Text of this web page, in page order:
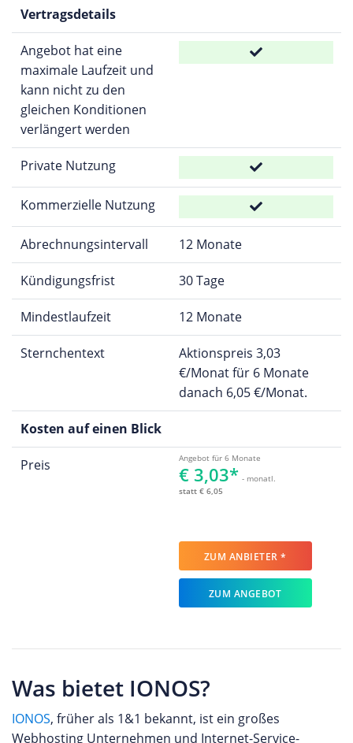
Vertragsdetails
Angebot hat eine
maximale Laufzeit und
kann nicht zu den
gleichen Konditionen
verlängert werden
Private Nutzung
Kommerzielle Nutzung
Abrechnungsintervall 12 Monate
Kündigungsfrist 30 Tage
Mindestlaufzeit 12 Monate
Sternchentext
Aktionspreis 3,03
€/Monat für 6 Monate
danach 6,05 €/Monat.
Kosten auf einen Blick
Preis Angebot für 6 Monate
€ 3,03* - monatl.
statt € 6,05
ZUM ANBIETER *
ZUM ANGEBOT
Was bietet IONOS?
IONOS, früher als 1&1 bekannt, ist ein großes
Webhosting Unternehmen und Internet-Service-